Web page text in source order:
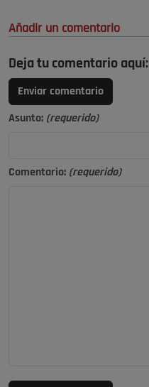
Añadir un comentario
Deja tu comentario aquí:
Enviar comentario
Asunto: (requerido)
Comentario: (requerido)